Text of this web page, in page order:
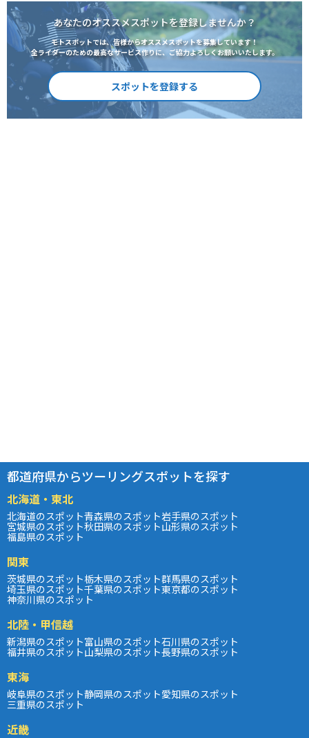
あなたのオススメスポットを登録しませんか？
モトスポットでは、皆様からオススメスポットを募集しています！
全ライダーのための最高なサービス作りに、ご協力よろしくお願いいたします。
スポットを登録する
都道府県からツーリングスポットを探す
北海道・東北
北海道のスポット青森県のスポット岩手県のスポット
宮城県のスポット秋田県のスポット山形県のスポット
福島県のスポット
関東
茨城県のスポット栃木県のスポット群馬県のスポット
埼玉県のスポット千葉県のスポット東京都のスポット
神奈川県のスポット
北陸・甲信越
新潟県のスポット富山県のスポット石川県のスポット
福井県のスポット山梨県のスポット長野県のスポット
東海
岐阜県のスポット静岡県のスポット愛知県のスポット
三重県のスポット
近畿